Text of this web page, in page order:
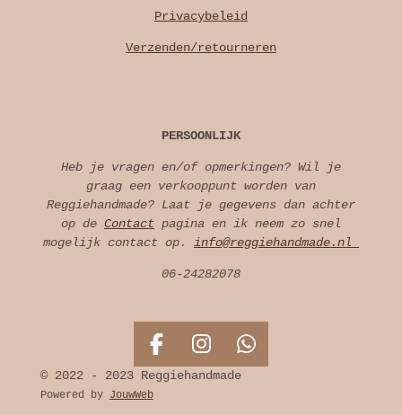
Privacybeleid
Verzenden/retourneren
PERSOONLIJK
Heb je vragen en/of opmerkingen? Wil je
graag een verkooppunt worden van
Reggiehandmade? Laat je gegevens dan achter
op de Contact pagina en ik neem zo snel
mogelijk contact op. info@reggiehandmade.nl
06-24282078
F
a
I
n
W
© 2022 - 2023 Reggiehandmade
Powered by JouwWeb